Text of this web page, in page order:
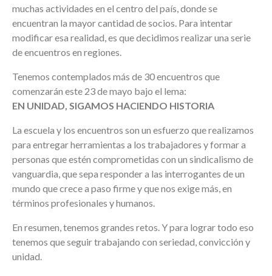
muchas actividades en el centro del país, donde se
encuentran la mayor cantidad de socios. Para intentar
modificar esa realidad, es que decidimos realizar una serie
de encuentros en regiones.
Tenemos contemplados más de 30 encuentros que
comenzarán este 23 de mayo bajo el lema:
EN UNIDAD, SIGAMOS HACIENDO HISTORIA
La escuela y los encuentros son un esfuerzo que realizamos
para entregar herramientas a los trabajadores y formar a
personas que estén comprometidas con un sindicalismo de
vanguardia, que sepa responder a las interrogantes de un
mundo que crece a paso firme y que nos exige más, en
términos profesionales y humanos.
En resumen, tenemos grandes retos. Y para lograr todo eso
tenemos que seguir trabajando con seriedad, convicción y
unidad.